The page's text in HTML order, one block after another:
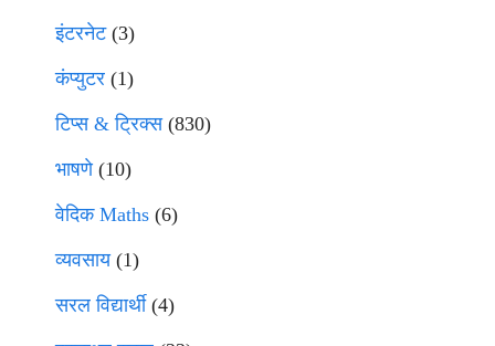
इंटरनेट(3)
कंप्युटर (1)
टिप्स & ट्रिक्स(830)
भाषणे(10)
वेदिक Maths (6)
व्यवसाय(1)
सरल विद्यार्थी(4)